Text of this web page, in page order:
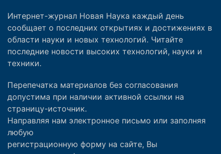
Интернет-журнал Новая Наука каждый день
сообщает о последних открытиях и достижениях в
области науки и новых технологий. Читайте
последние новости высоких технологий, науки и
техники.
Перепечатка материалов без согласования
допустима при наличии активной ссылки на
страницу-источник.
Направляя нам электронное письмо или заполняя
любую
регистрационную форму на сайте, Вы